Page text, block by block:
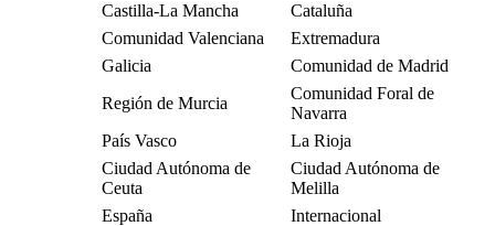
Castilla-La Mancha
Cataluña
Comunidad Valenciana
Extremadura
Galicia
Comunidad de Madrid
Región de Murcia
Comunidad Foral de
Navarra
País Vasco
La Rioja
Ciudad Autónoma de
Ceuta
Ciudad Autónoma de
Melilla
España
Internacional